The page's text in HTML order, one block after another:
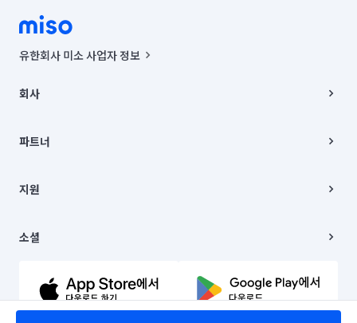
유한회사 미소 사업자 정보
00019 |
주소 | 본사: 서울특별시 종로구 율곡로 6(중학동, 트윈트리빌딩) B동 5층
컨택센터 : 서울특별시 종로구 수송동 율곡로 24, 7층, 8층 미소
상품, 상품정보, 거래에 관한 의무와 책임은 거래당사자에게 있습니다.
언론 보도 관련 문의:
© 유한회사 미소. Miso, Inc. All Rights Reserved.
회사
채용
파트너
이사
지원
이용약관
문의하기
소셜
유튜브